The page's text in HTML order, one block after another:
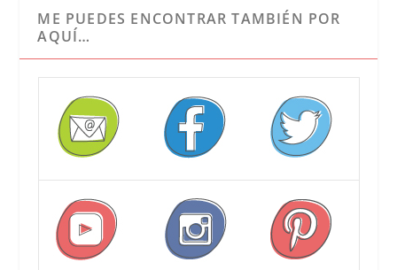
ME PUEDES ENCONTRAR TAMBIÉN POR
AQUÍ…